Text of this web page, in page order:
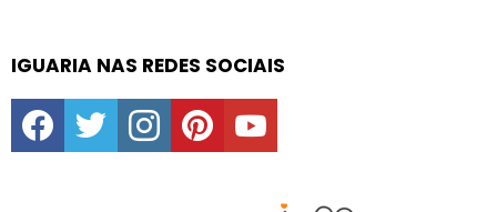
IGUARIA NAS REDES SOCIAIS
facebooktwitter instagrampinterestyoutube